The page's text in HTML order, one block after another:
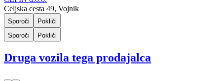
Celjska cesta 49, Vojnik
Sporoči
Pokliči
Sporoči
Pokliči
Druga vozila tega prodajalca